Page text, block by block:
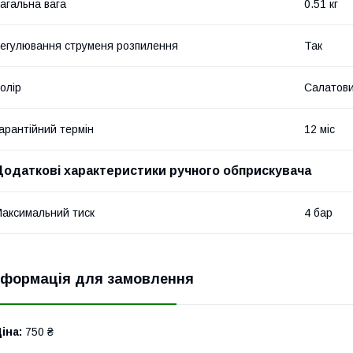
вага 0.51 кг
струменя розпилення Так
термін 12 міс
характеристики ручного обприскувача
тиск 4 бар
для замовлення
750 ₴